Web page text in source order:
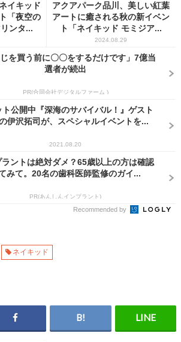
イキッド
「夜空の
ンタ...
アクアパーク品川、美しい紅葉
アートに癒される秋の新イベン
ト「ネイキッド モミジア...
2024.08.29
じを買う前に〇〇をするだけです」7億当
選者が続出
PR(合同会社デジタルファーム )
ト公開中『深海のサバイバル！』ゲスト
伊沢拓司が、スペシャルイベントを...
2021.08.20
ラントは絶対ダメ？65歳以上の方は確認
みて。20名の歯科医師監修のガイ...
PR(あんしんインプラント)
Recommended by
ネイキッド